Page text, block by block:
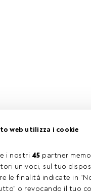
web utilizza i cookie
i nostri 45 partner
univoci, sul tuo
le finalità indicate in
o revocando il tuo